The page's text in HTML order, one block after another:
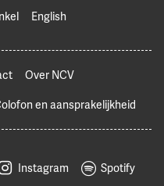
English
Over NCV
en aansprakelijkheid
Instagram Spotify